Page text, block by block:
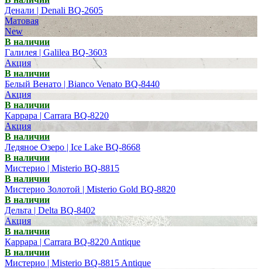
Денали | Denali BQ-2605
Матовая
New
В наличии
Галилея | Galilea BQ-3603
Акция
В наличии
Белый Венато | Bianco Venato BQ-8440
Акция
В наличии
Каррара | Carrara BQ-8220
Акция
В наличии
Ледяное Озеро | Ice Lake BQ-8668
В наличии
Мистерио | Misterio BQ-8815
В наличии
Мистерио Золотой | Misterio Gold BQ-8820
В наличии
Дельта | Delta BQ-8402
Акция
В наличии
Каррара | Carrara BQ-8220 Antique
В наличии
Мистерио | Misterio BQ-8815 Antique